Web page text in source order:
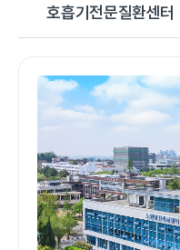
호흡기전문질환센터